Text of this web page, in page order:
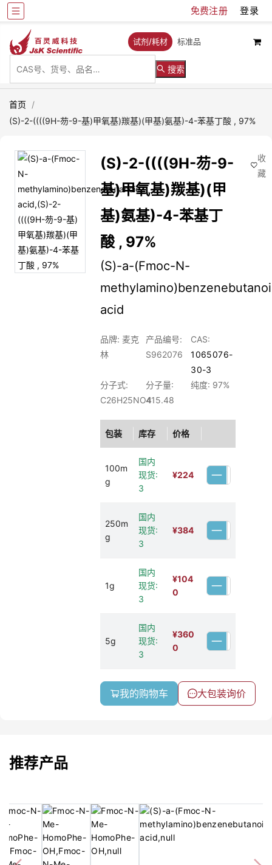
免费注册 登录
试剂/耗材 标准品
搜索
首页
/
(S)-2-((((9H-芴-9-基)甲氧基)羰基)(甲基)氨基)-4-苯基丁酸 , 97%
(S)-2-((((9H-芴-9-
基)甲氧基)羰基)(甲
基)氨基)-4-苯基丁
酸 , 97%
(S)-a-(Fmoc-N-
acid
品牌: 麦克
林
产品编号:
S962076
CAS:
1065076-
30-3
分子式:
C26H25NO4
分子量:
415.48
纯度: 97%
包装 库存 价格
100m
g
国内
现货:
3
¥224
250m
g
国内
现货:
3
¥384
1g
国内
现货:
3
¥104
0
5g
国内
现货:
3
¥360
0
我的购物车 大包装询价
收
藏
推荐产品